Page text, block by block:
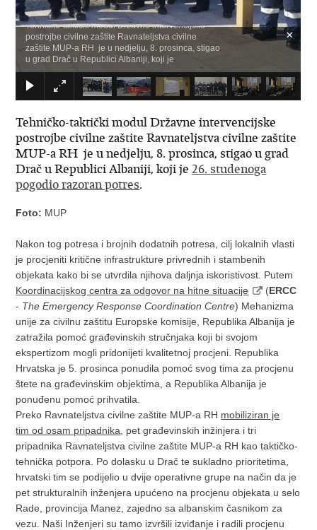
Tehničko-taktički modul Državne intervencijske
postrojbe civilne zaštite Ravnateljstva civilne
zaštite MUP-a RH je u nedjelju, 8. prosinca, stigao
u grad Drač u Republici Albaniji, koji je
×
Tehničko-taktički modul Državne intervencijske
postrojbe civilne zaštite Ravnateljstva civilne zaštite
MUP-a RH je u nedjelju, 8. prosinca, stigao u grad
Drač u Republici Albaniji, koji je26. studenoga
pogodio razoran potres.
Foto: MUP
Nakon tog potresa i brojnih dodatnih potresa, cilj lokalnih vlasti
je procjeniti kritične infrastrukture privrednih i stambenih
objekata kako bi se utvrdila njihova daljnja iskoristivost. Putem
Koordinacijskog centra za odgovor na hitne situacije
(ERCC
- The Emergency Response Coordination Centre) Mehanizma
unije za civilnu zaštitu Europske komisije, Republika Albanija je
zatražila pomoć građevinskih stručnjaka koji bi svojom
ekspertizom mogli pridonijeti kvalitetnoj procjeni. Republika
Hrvatska je 5. prosinca ponudila pomoć svog tima za procjenu
štete na građevinskim objektima, a Republika Albanija je
ponuđenu pomoć prihvatila.
Preko Ravnateljstva civilne zaštite MUP-a RH mobiliziran je
tim od osam pripadnika , pet građevinskih inžinjera i tri
pripadnika Ravnateljstva civilne zaštite MUP-a RH kao taktičko-
tehnička potpora. Po dolasku u Drač te sukladno prioritetima,
hrvatski tim se podijelio u dvije operativne grupe na način da je
pet strukturalnih inženjera upućeno na procjenu objekata u selo
Rade, provincija Manez, zajedno sa albanskim časnikom za
vezu. Naši Inženjeri su tamo izvršili izviđanje i radili procjenu